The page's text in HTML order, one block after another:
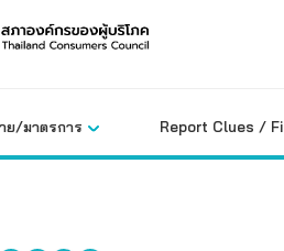
ย/มาตรการ Report Clues /